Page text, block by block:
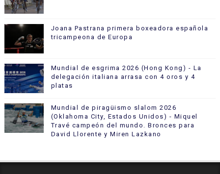
Joana Pastrana primera boxeadora española
tricampeona de Europa
Mundial de esgrima 2026 (Hong Kong) - La
delegación italiana arrasa con 4 oros y 4
platas
Mundial de piragüismo slalom 2026
(Oklahoma City, Estados Unidos) - Miquel
Travé campeón del mundo. Bronces para
David Llorente y Miren Lazkano